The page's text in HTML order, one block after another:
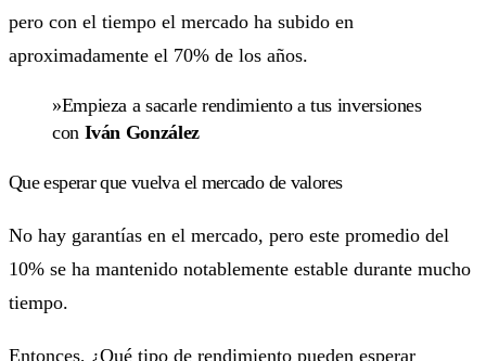
pero con el tiempo el mercado ha subido en
aproximadamente el 70% de los años.
»Empieza a sacarle rendimiento a tus inversiones
con Iván González
Que esperar que vuelva el mercado de valores
No hay garantías en el mercado, pero este promedio del
10% se ha mantenido notablemente estable durante mucho
tiempo.
Entonces, ¿Qué tipo de rendimiento pueden esperar